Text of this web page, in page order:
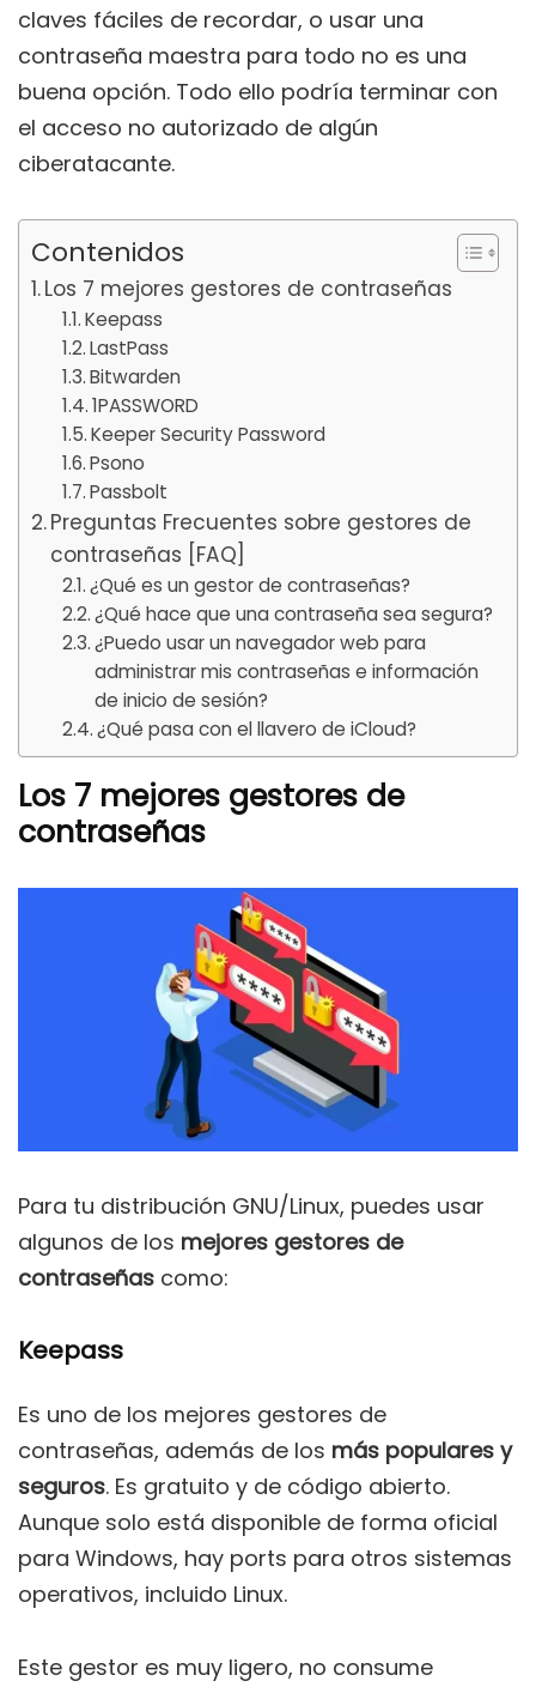
claves fáciles de recordar, o usar una
contraseña maestra para todo no es una
buena opción. Todo ello podría terminar con
el acceso no autorizado de algún
ciberatacante.
Contenidos
Los 7 mejores gestores de contraseñas
Keepass
LastPass
Bitwarden
1PASSWORD
Keeper Security Password
Psono
Passbolt
Preguntas Frecuentes sobre gestores de
contraseñas [FAQ]
¿Qué es un gestor de contraseñas?
¿Qué hace que una contraseña sea segura?
¿Puedo usar un navegador web para
administrar mis contraseñas e información
de inicio de sesión?
¿Qué pasa con el llavero de iCloud?
Los 7 mejores gestores de
contraseñas
Para tu distribución GNU/Linux, puedes usar
algunos de los mejores gestores de
contraseñas como:
Keepass
Es uno de los mejores gestores de
contraseñas, además de los más populares y
seguros. Es gratuito y de código abierto.
Aunque solo está disponible de forma oficial
para Windows, hay ports para otros sistemas
operativos, incluido Linux.
Este gestor es muy ligero, no consume